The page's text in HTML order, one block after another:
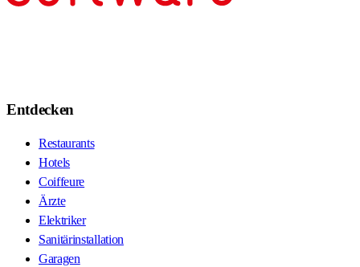
Entdecken
Restaurants
Hotels
Coiffeure
Ärzte
Elektriker
Sanitärinstallation
Garagen